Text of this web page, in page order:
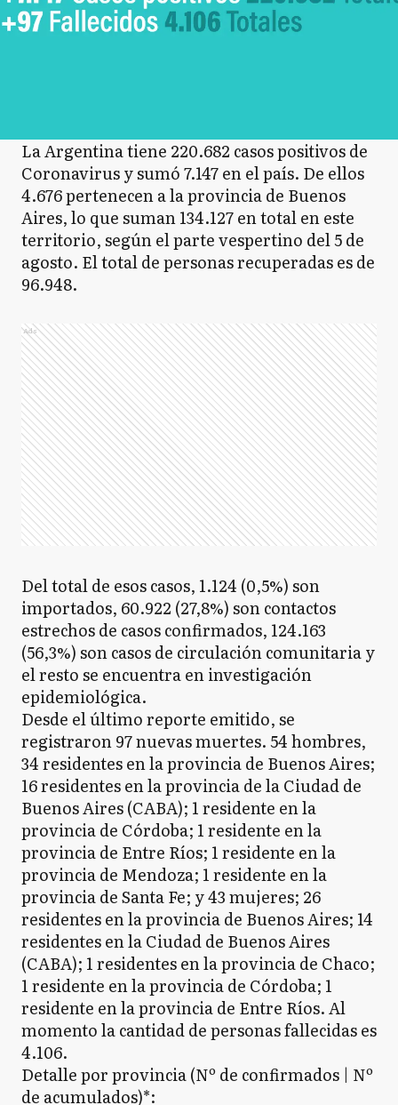
La Argentina tiene 220.682 casos positivos de
Coronavirus y sumó 7.147 en el país. De ellos
4.676 pertenecen a la provincia de Buenos
Aires, lo que suman 134.127 en total en este
territorio, según el parte vespertino del 5 de
agosto. El total de personas recuperadas es de
96.948.
Ads
Del total de esos casos, 1.124 (0,5%) son
importados, 60.922 (27,8%) son contactos
estrechos de casos confirmados, 124.163
(56,3%) son casos de circulación comunitaria y
el resto se encuentra en investigación
epidemiológica.
Desde el último reporte emitido, se
registraron 97 nuevas muertes. 54 hombres,
34 residentes en la provincia de Buenos Aires;
16 residentes en la provincia de la Ciudad de
Buenos Aires (CABA); 1 residente en la
provincia de Córdoba; 1 residente en la
provincia de Entre Ríos; 1 residente en la
provincia de Mendoza; 1 residente en la
provincia de Santa Fe; y 43 mujeres; 26
residentes en la provincia de Buenos Aires; 14
residentes en la Ciudad de Buenos Aires
(CABA); 1 residentes en la provincia de Chaco;
1 residente en la provincia de Córdoba; 1
residente en la provincia de Entre Ríos. Al
momento la cantidad de personas fallecidas es
4.106.
Detalle por provincia (Nº de confirmados | Nº
de acumulados)*: